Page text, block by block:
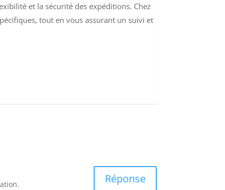
et la sécurité des expéditions. Chez
tout en vous assurant un suivi et
Réponse